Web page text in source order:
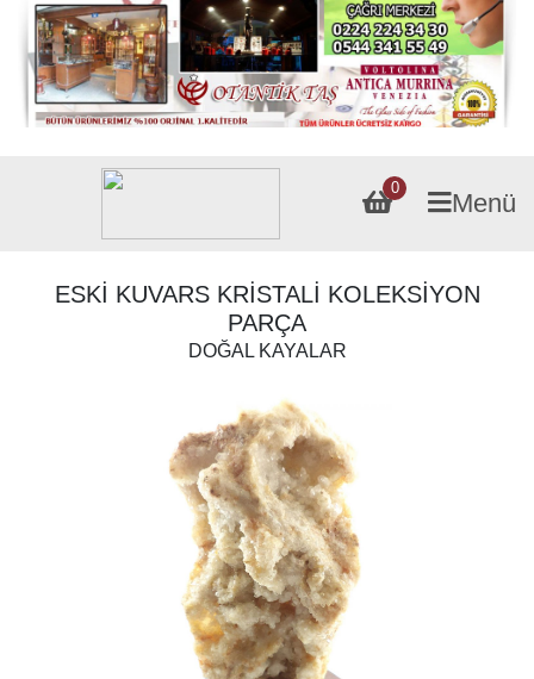
0
Menü
ESKİ KUVARS KRİSTALİ KOLEKSİYON
PARÇA
DOĞAL KAYALAR